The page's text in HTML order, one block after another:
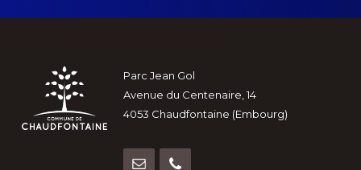
Footer
Parc Jean Gol
Avenue du Centenaire, 14
4053 Chaudfontaine (Embourg)